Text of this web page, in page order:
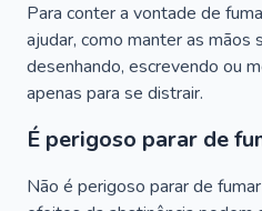
Para conter a vontade de
ajudar, como manter as mãos
desenhando, escrevendo ou
apenas para se distrair.
É perigoso parar de
Não é perigoso parar de